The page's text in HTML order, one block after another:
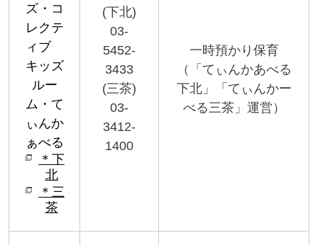
ズ・コ
レクテ
ィブ
キッズ
ルー
ム・て
ぃんか
ぁべる
＊下
北
＊三
茶
(下北)
03-
5452-
3433
(三茶)
03-
3412-
1400
一時預かり保育
（「てぃんかあべる
下北」「てぃんかー
べる三茶」運営）